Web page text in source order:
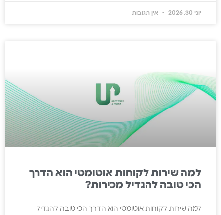
יוני 30, 2026 אין תגובות
למה שירות לקוחות אוטומטי הוא הדרך
הכי טובה להגדיל מכירות?
למה שירות לקוחות אוטומטי הוא הדרך הכי טובה להגדיל